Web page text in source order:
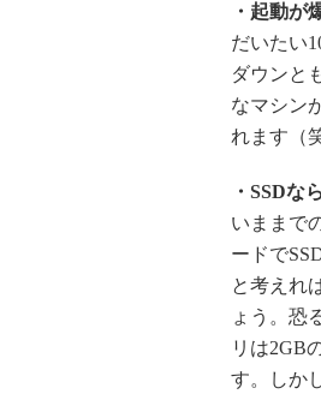
・起動が
だいたい
ダウンと
なマシン
れます（
・SSDな
いままで
ードで
と考えれ
ょう。恐
リは2GB
す。しか